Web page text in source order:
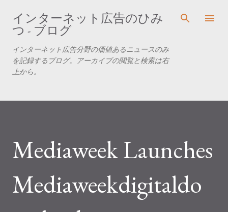
スキップしてメイン コンテンツに移動
インターネット広告のひみ
つ - ブログ
インターネット広告分野の価値あるニュースのみ
を記録するブログ。アーカイブの閲覧と検索は右
上から。
Mediaweek Launches
Mediaweekdigitaldo